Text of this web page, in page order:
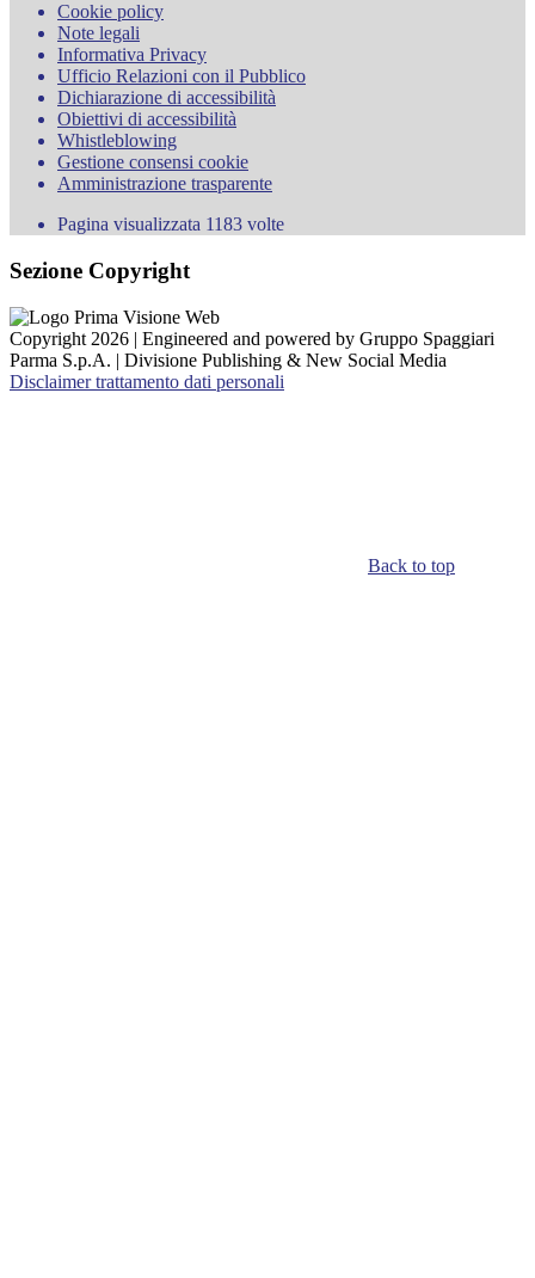
Cookie policy
Note legali
Informativa Privacy
Ufficio Relazioni con il Pubblico
Dichiarazione di accessibilità
Obiettivi di accessibilità
Whistleblowing
Gestione consensi cookie
Amministrazione trasparente
Pagina visualizzata 1183 volte
Sezione Copyright
Copyright 2026 | Engineered and powered by Gruppo Spaggiari
Parma S.p.A. | Divisione Publishing & New Social Media
Disclaimer trattamento dati personali
Back to top